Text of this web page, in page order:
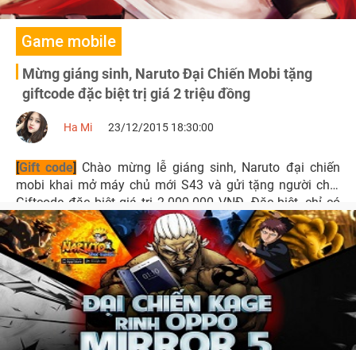
Game mobile
Mừng giáng sinh, Naruto Đại Chiến Mobi tặng
giftcode đặc biệt trị giá 2 triệu đồng
Ha Mi 23/12/2015 18:30:00
[Gift code] Chào mừng lễ giáng sinh, Naruto đại chiến
mobi khai mở máy chủ mới S43 và gửi tặng người chơi
Giftcode đặc biệt giá trị 2.000.000 VNĐ. Đặc biệt, chỉ có
Giftcode Giáng Sinh này mới có items “Huân Chương” để
người chơi tham dự sự kiện đổi vật phẩm ingame trị giá
đến 5.000.00VNĐ